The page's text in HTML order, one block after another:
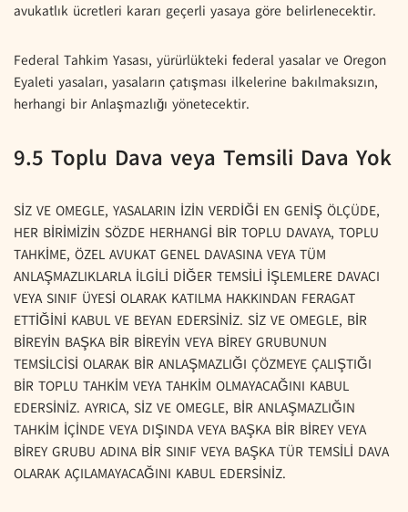
avukatlık ücretleri kararı geçerli yasaya göre belirlenecektir.
Federal Tahkim Yasası, yürürlükteki federal yasalar ve Oregon
Eyaleti yasaları, yasaların çatışması ilkelerine bakılmaksızın,
herhangi bir Anlaşmazlığı yönetecektir.
9.5 Toplu Dava veya Temsili Dava Yok
SİZ VE OMEGLE, YASALARIN İZİN VERDİĞİ EN GENİŞ ÖLÇÜDE,
HER BİRİMİZİN SÖZDE HERHANGİ BİR TOPLU DAVAYA, TOPLU
TAHKİME, ÖZEL AVUKAT GENEL DAVASINA VEYA TÜM
ANLAŞMAZLIKLARLA İLGİLİ DİĞER TEMSİLİ İŞLEMLERE DAVACI
VEYA SINIF ÜYESİ OLARAK KATILMA HAKKINDAN FERAGAT
ETTİĞİNİ KABUL VE BEYAN EDERSİNİZ. SİZ VE OMEGLE, BİR
BİREYİN BAŞKA BİR BİREYİN VEYA BİREY GRUBUNUN
TEMSİLCİSİ OLARAK BİR ANLAŞMAZLIĞI ÇÖZMEYE ÇALIŞTIĞI
BİR TOPLU TAHKİM VEYA TAHKİM OLMAYACAĞINI KABUL
EDERSİNİZ. AYRICA, SİZ VE OMEGLE, BİR ANLAŞMAZLIĞIN
TAHKİM İÇİNDE VEYA DIŞINDA VEYA BAŞKA BİR BİREY VEYA
BİREY GRUBU ADINA BİR SINIF VEYA BAŞKA TÜR TEMSİLİ DAVA
OLARAK AÇILAMAYACAĞINI KABUL EDERSİNİZ.